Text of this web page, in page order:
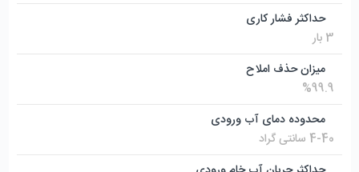
حداکثر فشار کاری
3 بار
میزان حذف املاح
%99.9
محدوده دمای آب ورودی
4-40 سانتی گراد